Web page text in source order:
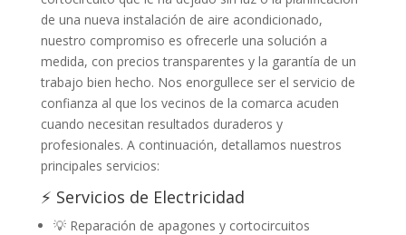
de una nueva instalación de aire acondicionado,
nuestro compromiso es ofrecerle una solución a
medida, con precios transparentes y la garantía de un
trabajo bien hecho. Nos enorgullece ser el servicio de
confianza al que los vecinos de la comarca acuden
cuando necesitan resultados duraderos y
profesionales. A continuación, detallamos nuestros
principales servicios:
⚡ Servicios de Electricidad
💡 Reparación de apagones y cortocircuitos